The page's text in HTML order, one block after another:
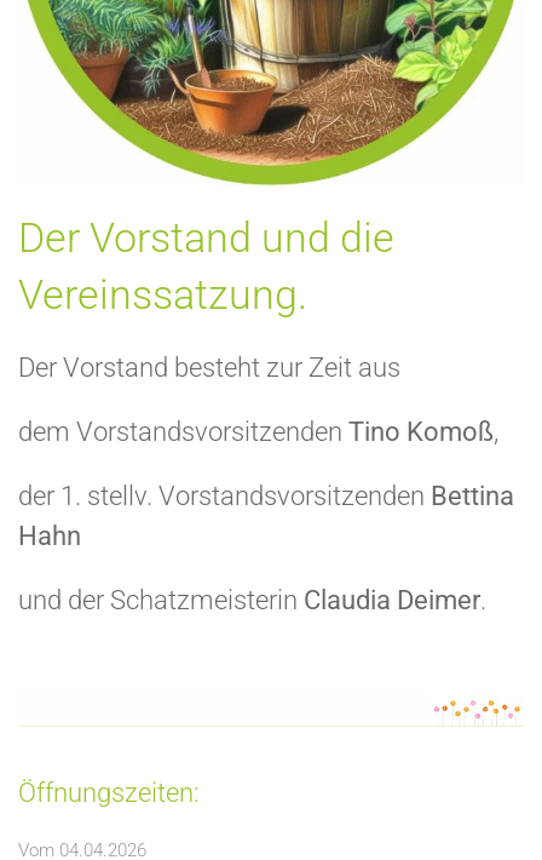
Der Vorstand und die
Vereinssatzung.
Der Vorstand besteht zur Zeit aus
dem Vorstandsvorsitzenden Tino Komoß,
der 1. stellv. Vorstandsvorsitzenden Bettina
Hahn
und der Schatzmeisterin Claudia Deimer.
Öffnungszeiten:
Vom 04.04.2026